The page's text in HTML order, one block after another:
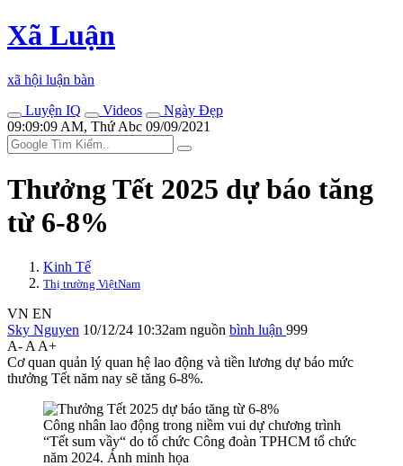
Xã Luận
xã hội luận bàn
Luyện IQ
Videos
Ngày Đẹp
09:09:09 AM, Thứ Abc 09/09/2021
Thưởng Tết 2025 dự báo tăng
từ 6-8%
Kinh Tế
Thị trường ViệtNam
VN EN
Sky Nguyen 10/12/24 10:32am nguồn bình luận 999
A- A A+
Cơ quan quản lý quan hệ lao động và tiền lương dự báo mức
thưởng Tết năm nay sẽ tăng 6-8%.
Công nhân lao động trong niềm vui dự chương trình
“Tết sum vầy“ do tổ chức Công đoàn TPHCM tổ chức
năm 2024. Ảnh minh họa